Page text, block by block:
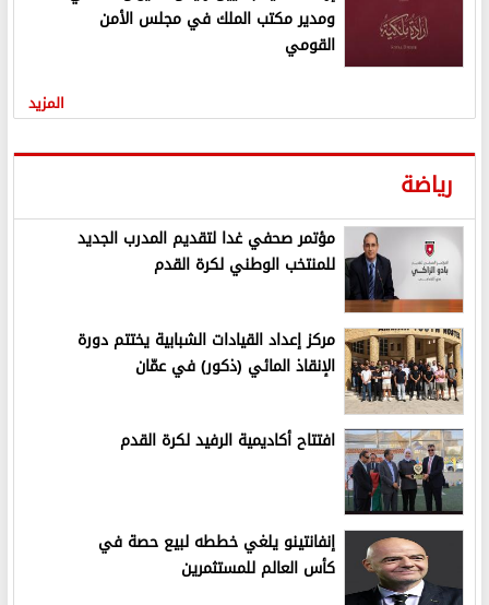
ومدير مكتب الملك في مجلس الأمن
القومي
المزيد
رياضة
مؤتمر صحفي غدا لتقديم المدرب الجديد
للمنتخب الوطني لكرة القدم
مركز إعداد القيادات الشبابية يختتم دورة
الإنقاذ المائي (ذكور) في عمّان
افتتاح أكاديمية الرفيد لكرة القدم
إنفانتينو يلغي خططه لبيع حصة في
كأس العالم للمستثمرين